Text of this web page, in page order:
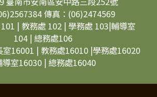
傳真：(06)2474569
| 教務處 102 | 學務處 103|輔導室
104 | 總務處106
16001 | 教務處16010 |學務處16020
導室16030 | 總務處16040